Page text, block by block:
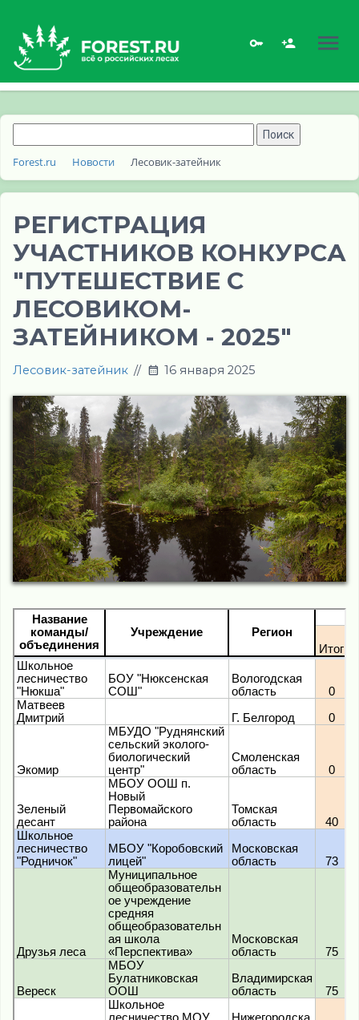
Forest.ru Новости Лесовик-затейник
РЕГИСТРАЦИЯ
УЧАСТНИКОВ КОНКУРСА
"ПУТЕШЕСТВИЕ С
ЛЕСОВИКОМ-
ЗАТЕЙНИКОМ - 2025"
Лесовик-затейник // 16 января 2025